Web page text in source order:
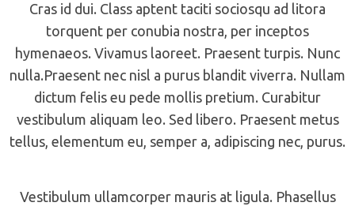
Cras id dui. Class aptent taciti sociosqu ad litora
torquent per conubia nostra, per inceptos
hymenaeos. Vivamus laoreet. Praesent turpis. Nunc
nulla.Praesent nec nisl a purus blandit viverra. Nullam
dictum felis eu pede mollis pretium. Curabitur
vestibulum aliquam leo. Sed libero. Praesent metus
tellus, elementum eu, semper a, adipiscing nec, purus.
Vestibulum ullamcorper mauris at ligula. Phasellus